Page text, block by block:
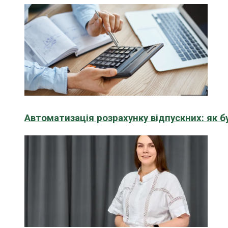
Автоматизація розрахунку відпускних: як